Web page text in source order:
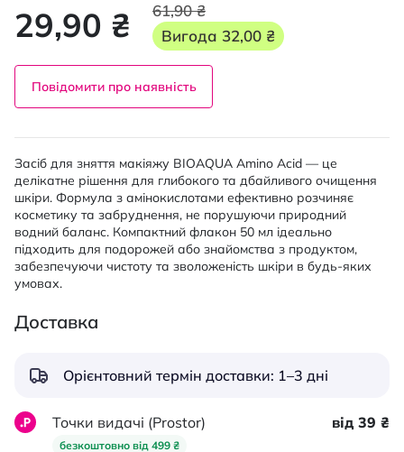
29,90 ₴
61,90 ₴
Вигода 32,00 ₴
Повідомити про наявність
Засіб для зняття макіяжу BIOAQUA Amino Acid — це
делікатне рішення для глибокого та дбайливого очищення
шкіри. Формула з амінокислотами ефективно розчиняє
косметику та забруднення, не порушуючи природний
водний баланс. Компактний флакон 50 мл ідеально
підходить для подорожей або знайомства з продуктом,
забезпечуючи чистоту та зволоженість шкіри в будь-яких
умовах.
Доставка
Орієнтовний термін доставки: 1–3 дні
Точки видачі (Prostor)
безкоштовно від 499 ₴
від 39 ₴